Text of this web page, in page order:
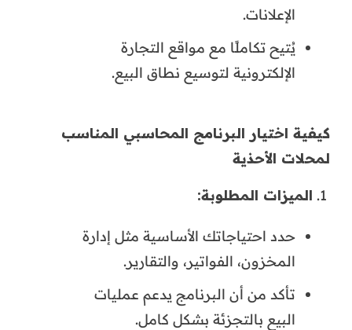
الإعلانات.
يُتيح تكاملًا مع مواقع التجارة
الإلكترونية لتوسيع نطاق البيع.
كيفية اختيار البرنامج المحاسبي المناسب
لمحلات الأحذية
الميزات المطلوبة:
حدد احتياجاتك الأساسية مثل إدارة
المخزون، الفواتير، والتقارير.
تأكد من أن البرنامج يدعم عمليات
البيع بالتجزئة بشكل كامل.